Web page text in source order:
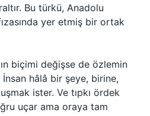
Bu türkü, Anadolu
yer etmiş bir ortak
biçimi değişse de özlemin
hâlâ bir şeye, birine,
ister. Ve tıpkı ördek
uçar ama oraya tam